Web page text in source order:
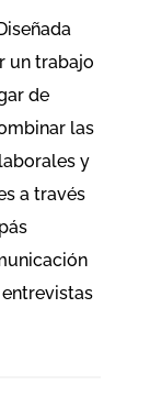
un trabajo
de
las
y
a través